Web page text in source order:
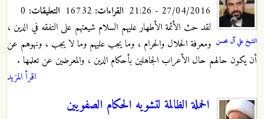
الشيخ علي آل محسن
27/04/2016 - 21:26 القراءات: التعليقات:
لقد حث الأئمة الأطهار عليهم السلام شيعتهم على التفقه في الدين ،
ومعرفة الحلال والحرام ، وما يجب عليهم وما لا يجب ، ونهوهم عن
أن يكون حالهم حال الأعراب الجاهلين بأحكام الدين ، والمعرضين عن تعلمها .
اقرأ المزيد
الحملة الظالمة لتشويه الحكام الصفويين